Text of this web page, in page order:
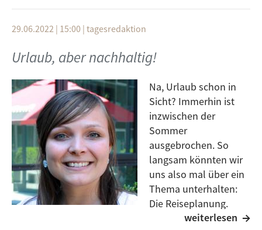
Urlaubstourismus eine der Triebkräfte für den
Klimawandel, der den Wetterextremen und
Waldbränden zugrunde liegt.
Eine Reise zwischen Brandkatastrophen und
Klimapolitik zur Hauptsaison.
29.06.2022 | 15:00 | tagesredaktion
Urlaub, aber nachhaltig!
Na, Urlaub schon in
Sicht? Immerhin ist
inzwischen der
Sommer
ausgebrochen. So
langsam könnten wir
uns also mal über ein
Thema unterhalten:
Die Reiseplanung.
Während die einen
weiterlesen